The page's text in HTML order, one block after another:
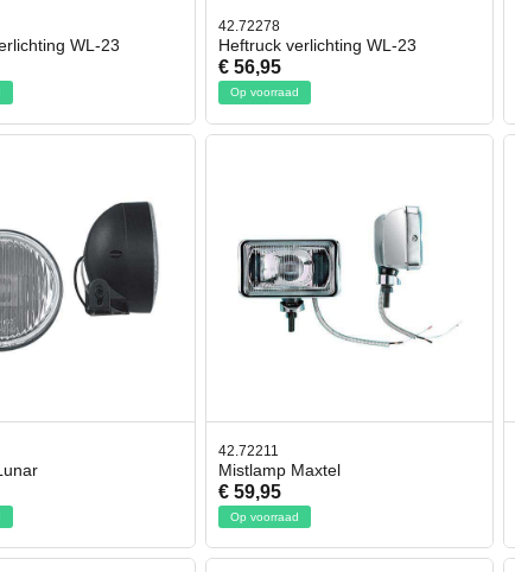
WL-23
42.72278
Heftruck verlichting WL-23
€ 56,95
Op voorraad
42.72211
Mistlamp Maxtel
€ 59,95
Op voorraad